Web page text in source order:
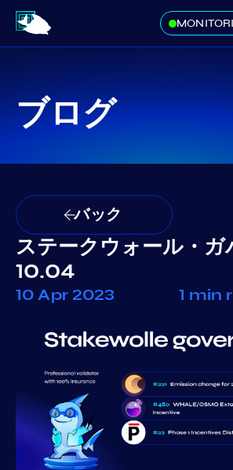
ブログ
バック
ステークウォール・ガ
10.04
10 Apr 2023 1 min